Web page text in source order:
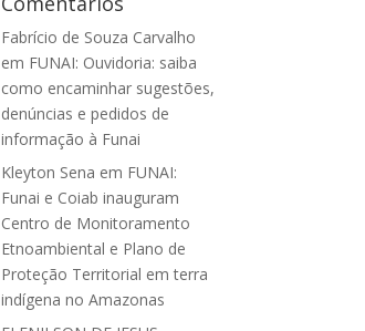
Fabrício de Souza Carvalho
em FUNAI: Ouvidoria: saiba
como encaminhar sugestões,
denúncias e pedidos de
informação à Funai
Kleyton Sena em FUNAI:
Funai e Coiab inauguram
Centro de Monitoramento
Etnoambiental e Plano de
Proteção Territorial em terra
indígena no Amazonas